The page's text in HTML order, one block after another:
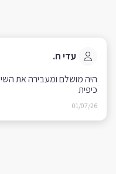
עדי ח.
היה מושלם ומעבירה את
כיפית
01/07/26